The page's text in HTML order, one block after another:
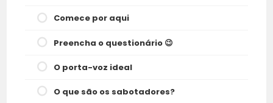
Comece por aqui
Preencha o questionário 😉
O porta-voz ideal
O que são os sabotadores?